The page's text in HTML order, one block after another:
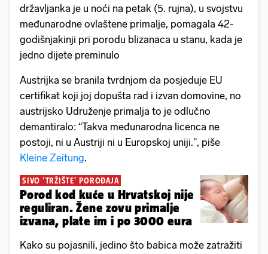
državljanka je u noći na petak (5. rujna), u svojstvu
međunarodne ovlaštene primalje, pomagala 42-
godišnjakinji pri porodu blizanaca u stanu, kada je
jedno dijete preminulo
Austrijka se branila tvrdnjom da posjeduje EU
certifikat koji joj dopušta rad i izvan domovine, no
austrijsko Udruženje primalja to je odlučno
demantiralo: “Takva međunarodna licenca ne
postoji, ni u Austriji ni u Europskoj uniji.", piše
Kleine Zeitung.
SIVO ‘TRŽIŠTE’ POROĐAJA
Porod kod kuće u Hrvatskoj nije
reguliran. Žene zovu primalje
izvana, plate im i po 3000 eura
Kako su pojasnili, jedino što babica može zatražiti